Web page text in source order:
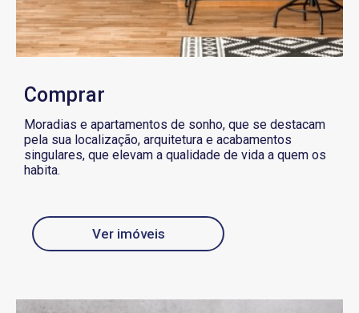
Comprar
Moradias e apartamentos de sonho, que se destacam
pela sua localização, arquitetura e acabamentos
singulares, que elevam a qualidade de vida a quem os
habita.
Ver imóveis